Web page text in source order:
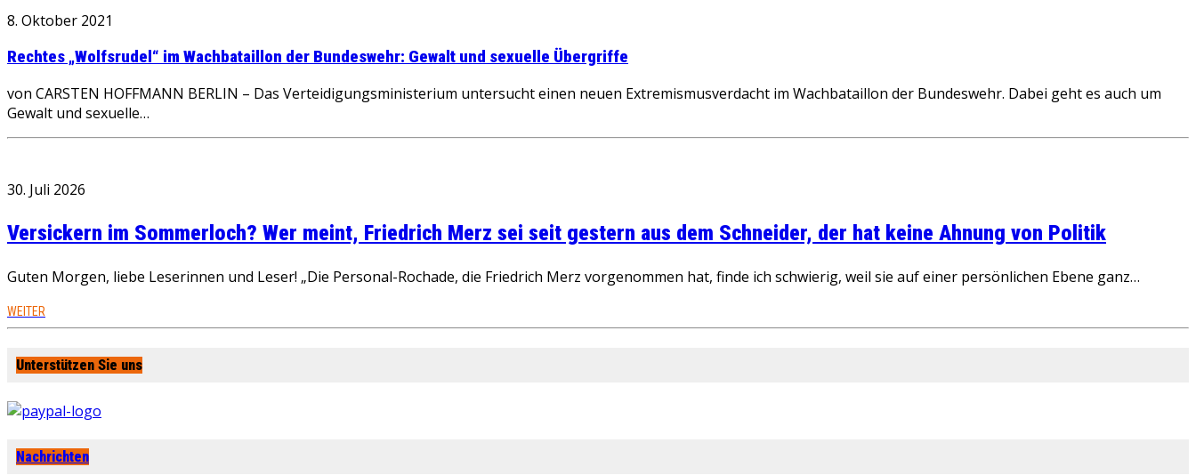
8. Oktober 2021
Rechtes „Wolfsrudel“ im Wachbataillon der Bundeswehr: Gewalt und sexuelle Übergriffe
von CARSTEN HOFFMANN BERLIN – Das Verteidigungsministerium untersucht einen neuen Extremismusverdacht im Wachbataillon der Bundeswehr. Dabei geht es auch um
Gewalt und sexuelle…
30. Juli 2026
Versickern im Sommerloch? Wer meint, Friedrich Merz sei seit gestern aus dem Schneider, der hat keine Ahnung von Politik
Guten Morgen, liebe Leserinnen und Leser! „Die Personal-Rochade, die Friedrich Merz vorgenommen hat, finde ich schwierig, weil sie auf einer persönlichen Ebene ganz…
WEITER
Unterstützen Sie uns
Nachrichten